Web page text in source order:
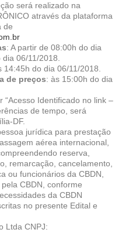
será realizado na
através da plataforma
de
: A partir de 08:00h do dia
06/11/2018.
14:45h do dia 06/11/2018.
de preços: às 15:00h do dia
“Acesso Identificado no link –
de tempo, será
DF.
jurídica para prestação
aérea internacional,
reserva,
remarcação, cancelamento,
ou funcionários da CBDN,
CBDN, conforme
da CBDN
no presente Edital e
Ltda CNPJ: